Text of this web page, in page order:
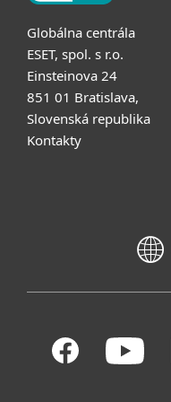
Globálna centrála
ESET, spol. s r.o.
Einsteinova 24
851 01 Bratislava,
Slovenská republika
Kontakty